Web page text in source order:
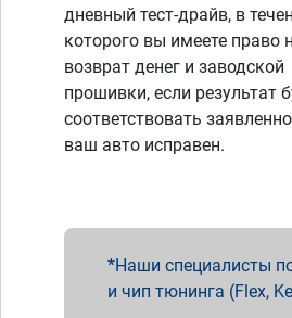
дневный тест-драйв, в
которого вы имеете право
возврат денег и заводской
прошивки, если результат
соответствовать
ваш авто исправен.
Наши специалисты
и чип тюнинга (Flex,